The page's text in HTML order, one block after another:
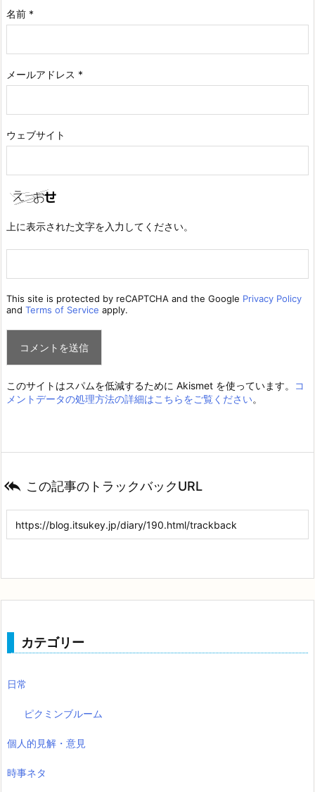
名前 *
メールアドレス *
ウェブサイト
上に表示された文字を入力してください。
This site is protected by reCAPTCHA and the Google Privacy Policy
and Terms of Service apply.
このサイトはスパムを低減するために Akismet を使っています。
コ
メントデータの処理方法の詳細はこちらをご覧ください。
 この記事のトラックバックURL
カテゴリー
日常
ピクミンブルーム
個人的見解・意見
時事ネタ